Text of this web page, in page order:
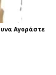
Αγοράστε